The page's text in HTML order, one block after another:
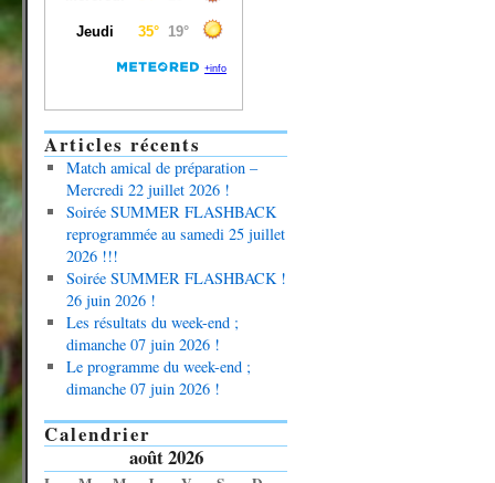
Articles récents
Match amical de préparation –
Mercredi 22 juillet 2026 !
Soirée SUMMER FLASHBACK
reprogrammée au samedi 25 juillet
2026 !!!
Soirée SUMMER FLASHBACK !
26 juin 2026 !
Les résultats du week-end ;
dimanche 07 juin 2026 !
Le programme du week-end ;
dimanche 07 juin 2026 !
Calendrier
août 2026